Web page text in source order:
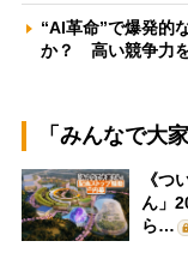
“AI革命”で爆発的
か？ 高い競争力
「みんなで大
《つ
ん」
ら…